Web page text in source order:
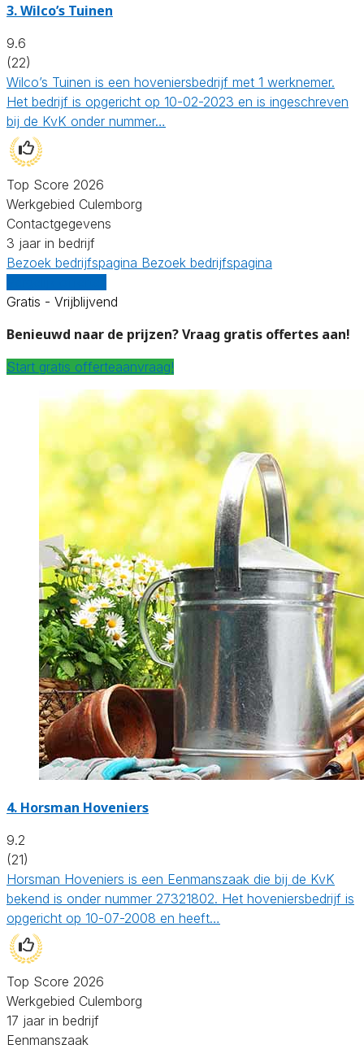
3.Wilco’s Tuinen
9.6
(22)
Wilco’s Tuinen is een hoveniersbedrijf met 1 werknemer.
Het bedrijf is opgericht op 10-02-2023 en is ingeschreven
bij de KvK onder nummer…
Top Score 2026
Werkgebied Culemborg
Contactgegevens
3 jaar in bedrijf
Bezoek bedrijfspagina Bezoek bedrijfspagina
Gratis - Vrijblijvend
Benieuwd naar de prijzen? Vraag gratis offertes aan!
Start gratis offerteaanvraag!
4. Horsman Hoveniers
9.2
(21)
Horsman Hoveniers is een Eenmanszaak die bij de KvK
bekend is onder nummer 27321802. Het hoveniersbedrijf is
opgericht op 10-07-2008 en heeft…
Top Score 2026
Werkgebied Culemborg
17 jaar in bedrijf
Eenmanszaak